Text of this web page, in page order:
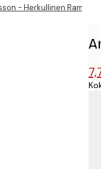
- Herkullinen